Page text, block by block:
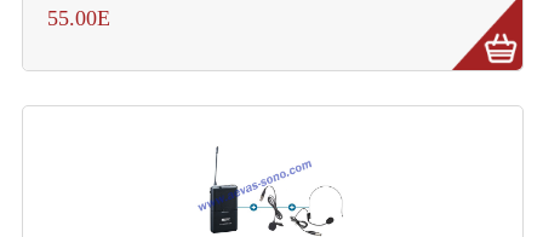
Caisson De Basse Amplifié
Caissons De Basses
55.00E